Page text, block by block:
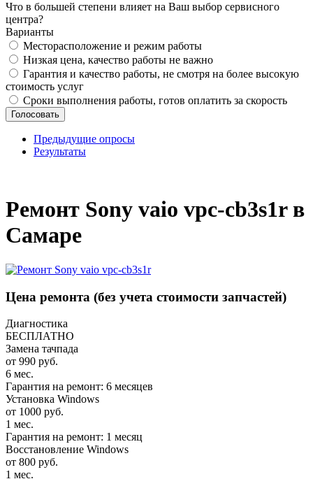
Что в большей степени влияет на Ваш выбор сервисного
центра?
Варианты
Месторасположение и режим работы
Низкая цена, качество работы не важно
Гарантия и качество работы, не смотря на более высокую
стоимость услуг
Сроки выполнения работы, готов оплатить за скорость
Предыдущие опросы
Результаты
Ремонт Sony vaio vpc-cb3s1r в
Самаре
Цена ремонта (без учета стоимости запчастей)
Диагностика
БЕСПЛАТНО
Замена тачпада
от 990 руб.
6 мес.
Гарантия на ремонт: 6 месяцев
Установка Windows
от 1000 руб.
1 мес.
Гарантия на ремонт: 1 месяц
Восстановление Windows
от 800 руб.
1 мес.